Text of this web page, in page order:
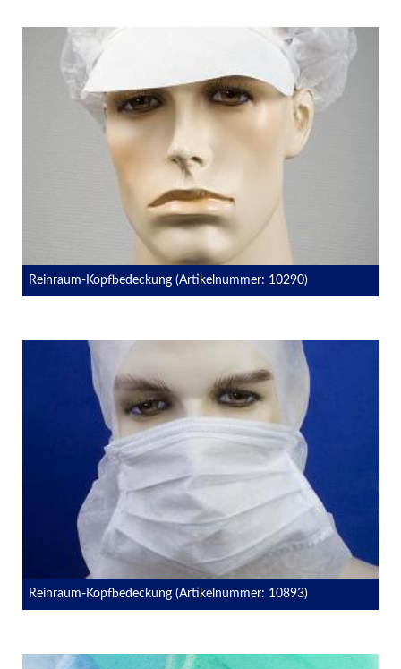
Reinraum-Kopfbedeckung (Artikelnummer: 10290)
Reinraum-Kopfbedeckung (Artikelnummer: 10893)